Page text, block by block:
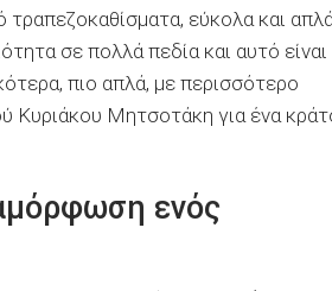
εύκολα και
σε πολλά πεδία και αυτό είναι
πιο απλά, με περισσότερο
Κυριάκου Μητσοτάκη για ένα
ενός